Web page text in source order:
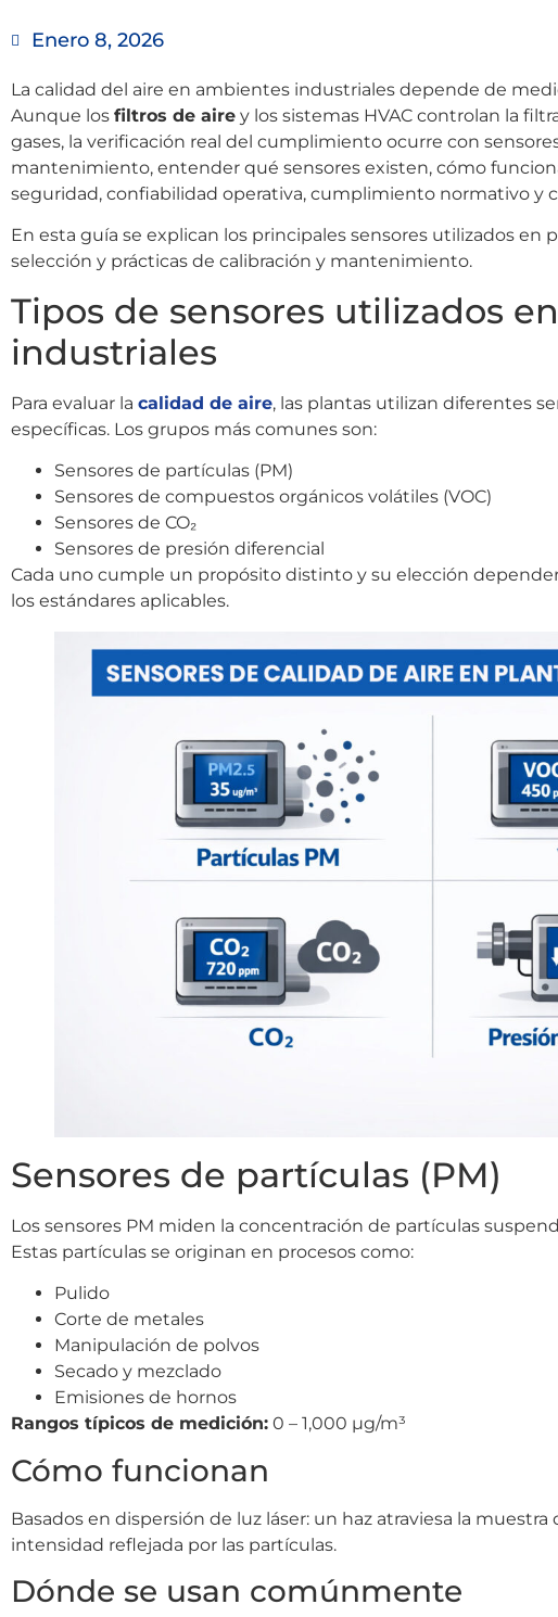
Enero 8, 2026
La calidad del aire en ambientes industriales depende de
Aunque los filtros de aire y los sistemas HVAC controlan la
gases, la verificación real del cumplimiento ocurre con
mantenimiento, entender qué sensores existen, cómo
seguridad, confiabilidad operativa, cumplimiento normativo y
En esta guía se explican los principales sensores utilizados en
selección y prácticas de calibración y mantenimiento.
Tipos de sensores utilizados
industriales
Para evaluar la calidad de aire, las plantas utilizan diferentes
específicas. Los grupos más comunes son:
Sensores de partículas (PM)
Sensores de compuestos orgánicos volátiles (VOC)
Sensores de CO₂
Sensores de presión diferencial
Cada uno cumple un propósito distinto y su elección
los estándares aplicables.
Sensores de partículas (PM)
Los sensores PM miden la concentración de partículas
Estas partículas se originan en procesos como:
Pulido
Corte de metales
Manipulación de polvos
Secado y mezclado
Emisiones de hornos
Rangos típicos de medición: 0 – 1,000 µg/m³
Cómo funcionan
Basados en dispersión de luz láser: un haz atraviesa la
intensidad reflejada por las partículas.
Dónde se usan comúnmente